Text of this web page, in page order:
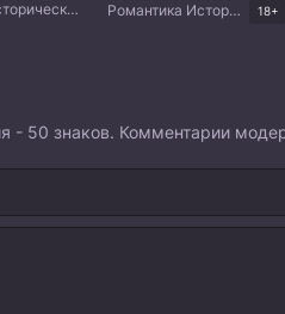
Романтика Исторический Фэнтези Китайские дорамы Романтика Исторический Боевик Комедия Корейские дорамы 18+
- 50 знаков. Комментарии